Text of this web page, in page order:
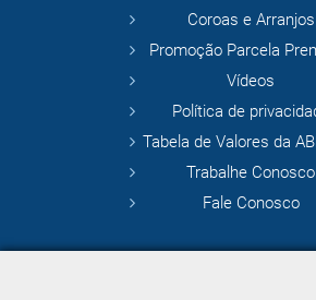
Coroas e Arranjos
Promoção Parcela
Vídeos
Política de
Tabela de Valores da
Trabalhe Conosco
Fale Conosco